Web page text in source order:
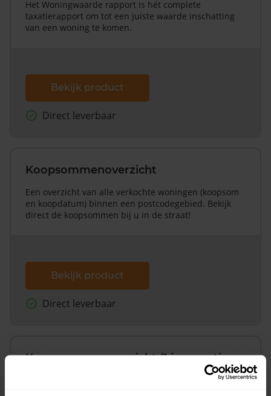
Het Woningwaarde rapport is hét complete
taxatierapport om tot een juiste waarde inschatting
van een woning te komen.
Bekijk product
Direct leverbaar
Koopsommenoverzicht
Een overzicht van alle verkochte woningen (koopsom
en koopdatum) binnen een postcodegebied. Bekijk
direct de koopsommen bij u in de straat!
Bekijk product
Direct leverbaar
Koopsommenoverzicht (1 jaar gratis